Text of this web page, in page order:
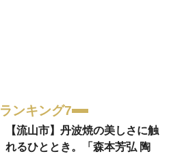
ランキング7
【流山市】丹波焼の美しさに触
れるひととき。「森本芳弘 陶